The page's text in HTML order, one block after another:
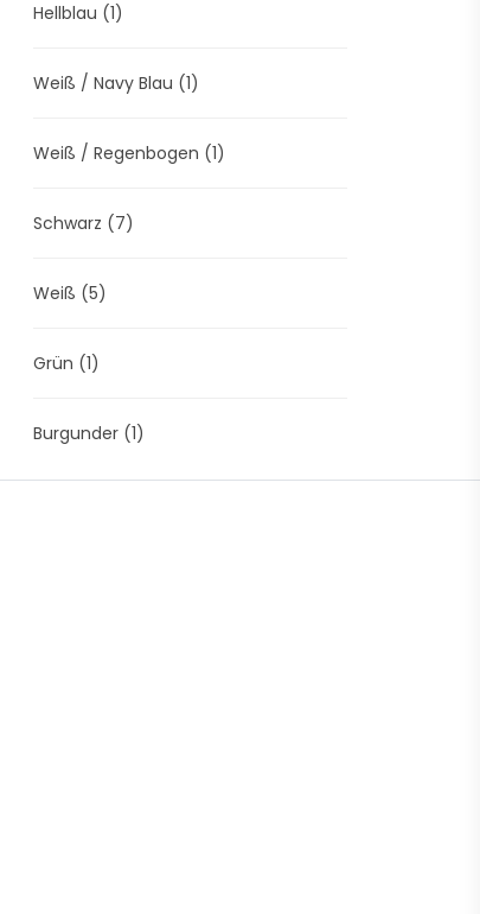
Hellblau (1)
Weiß / Navy Blau (1)
Weiß / Regenbogen (1)
Schwarz (7)
Weiß (5)
Grün (1)
Burgunder (1)